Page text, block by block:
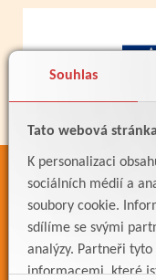
Souhlas
Tato webová
K personalizaci
sociálních médií a
soubory cookie.
sdílíme se svými
analýzy. Partneři
informacemi, které
ODKAZY
Bakaláři
Jídelníček
Meteostanice